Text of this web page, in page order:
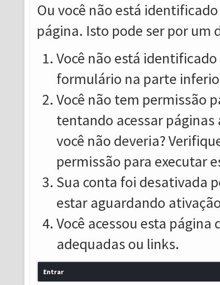
Ou você não está
página. Isto pode ser por um
Você não está
formulário na parte
Você não tem permissão
tentando acessar
você não deveria?
permissão para executar
Sua conta foi desativada
estar aguardando
Você acessou esta
adequadas ou links.
Entrar